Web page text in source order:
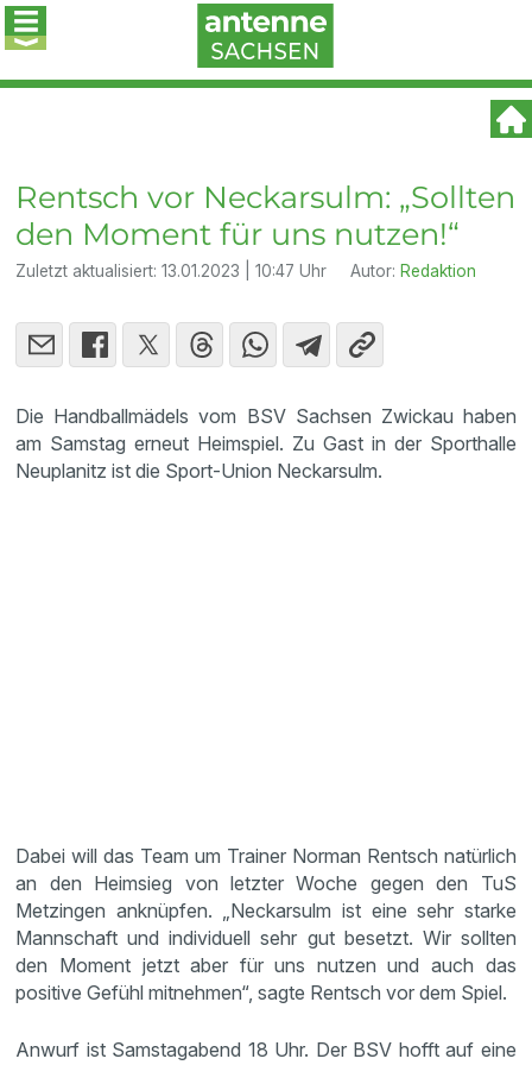
Rentsch vor Neckarsulm: „Sollten
den Moment für uns nutzen!“
Zuletzt aktualisiert:13.01.2023 | 10:47 Uhr Autor: Redaktion
Die Handballmädels vom BSV Sachsen Zwickau haben
am Samstag erneut Heimspiel. Zu Gast in der Sporthalle
Neuplanitz ist die Sport-Union Neckarsulm.
Dabei will das Team um Trainer Norman Rentsch natürlich
an den Heimsieg von letzter Woche gegen den TuS
Metzingen anknüpfen. „Neckarsulm ist eine sehr starke
Mannschaft und individuell sehr gut besetzt. Wir sollten
den Moment jetzt aber für uns nutzen und auch das
positive Gefühl mitnehmen“, sagte Rentsch vor dem Spiel.
Anwurf ist Samstagabend 18 Uhr. Der BSV hofft auf eine